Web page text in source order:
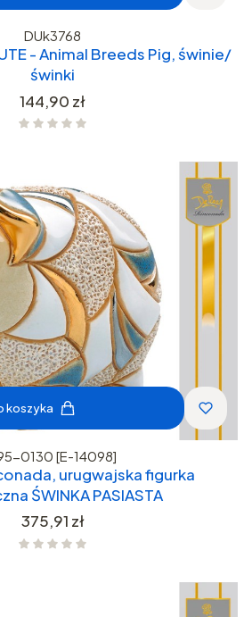
DUk3768
- Animal Breeds Pig, świnie/
świnki
Cena
144,90 zł
koszyka
0130 [E-14098]
urugwajska figurka
ŚWINKA PASIASTA
Cena
375,91 zł